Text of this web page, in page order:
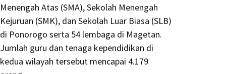
Menengah Atas (SMA), Sekolah Menengah
Kejuruan (SMK), dan Sekolah Luar Biasa (SLB)
di Ponorogo serta 54 lembaga di Magetan.
Jumlah guru dan tenaga kependidikan di
kedua wilayah tersebut mencapai 4.179